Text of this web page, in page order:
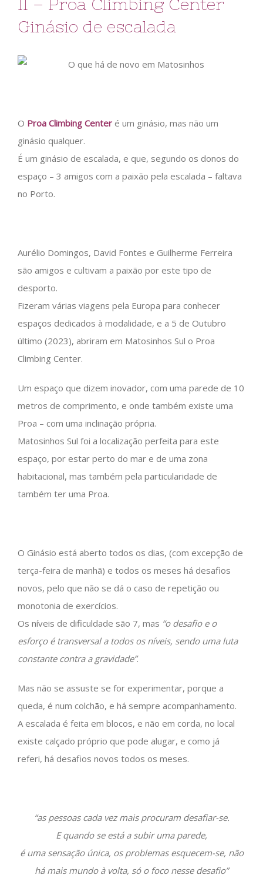
II – Proa Climbing Center
Ginásio de escalada
O Proa Climbing Center é um ginásio, mas não um
ginásio qualquer.
É um ginásio de escalada, e que, segundo os donos do
espaço – 3 amigos com a paixão pela escalada – faltava
no Porto.
Aurélio Domingos, David Fontes e Guilherme Ferreira
são amigos e cultivam a paixão por este tipo de
desporto.
Fizeram várias viagens pela Europa para conhecer
espaços dedicados à modalidade, e a 5 de Outubro
último (2023), abriram em Matosinhos Sul o Proa
Climbing Center.
Um espaço que dizem inovador, com uma parede de 10
metros de comprimento, e onde também existe uma
Proa – com uma inclinação própria.
Matosinhos Sul foi a localização perfeita para este
espaço, por estar perto do mar e de uma zona
habitacional, mas também pela particularidade de
também ter uma Proa.
O Ginásio está aberto todos os dias, (com excepção de
terça-feira de manhã) e todos os meses há desafios
novos, pelo que não se dá o caso de repetição ou
monotonia de exercícios.
Os níveis de dificuldade são 7, mas “o desafio e o
esforço é transversal a todos os níveis, sendo uma luta
constante contra a gravidade”.
Mas não se assuste se for experimentar, porque a
queda, é num colchão, e há sempre acompanhamento.
A escalada é feita em blocos, e não em corda, no local
existe calçado próprio que pode alugar, e como já
referi, há desafios novos todos os meses.
“as pessoas cada vez mais procuram desafiar-se.
E quando se está a subir uma parede,
é uma sensação única, os problemas esquecem-se, não
há mais mundo à volta, só o foco nesse desafio”